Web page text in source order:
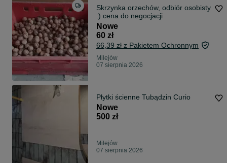
Skrzynka orzechów, odbiór osobisty
:) cena do negocjacji
Nowe
60 zł
66,39 zł z Pakietem Ochronnym
Milejów
07 sierpnia 2026
Płytki ścienne Tubądzin Curio
Nowe
500 zł
Milejów
07 sierpnia 2026